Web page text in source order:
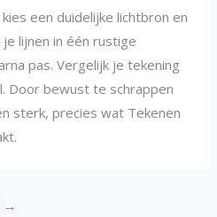
een duidelijke lichtbron en
lijnen in één rustige
pas. Vergelijk je tekening
Door bewust te schrappen
sterk, precies wat Tekenen
→